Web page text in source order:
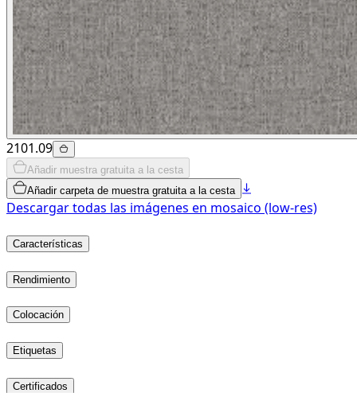
2101.09
Añadir muestra gratuita a la cesta
Añadir carpeta de muestra gratuita a la cesta
Descargar todas las imágenes en mosaico (low-res)
Características
Rendimiento
Colocación
Etiquetas
Certificados